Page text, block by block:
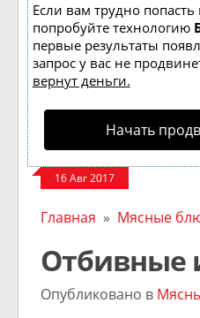
Если вам трудно
попробуйте технологию
первые результаты
запрос у вас не
вернут деньги.
Начать
16 Авг 2017
Главная » Мясные
Отбивные
Опубликовано в